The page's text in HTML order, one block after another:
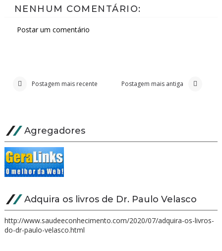
NENHUM COMENTÁRIO:
Postar um comentário
Postagem mais recente Postagem mais antiga
Agregadores
Adquira os livros de Dr. Paulo Velasco
http://www.saudeeconhecimento.com/2020/07/adquira-os-livros-
do-dr-paulo-velasco.html